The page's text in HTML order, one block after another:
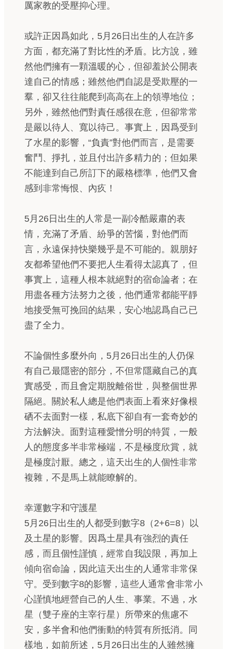
厲家教的受壓抑心理。
或許正因爲如此，5月26日出生的人在許多
方面，都充滿了對比性的矛盾。比方說，雖
然他們擁有一顆溫暖的心，但卻羞於公開表
達自己的情感；雖然他們自認是受欺壓的一
羣，卻又往往能爬到高高在上的領導地位；
另外，雖然他們對責任感很在意，但卻常常
是嚴以待人、寬以待己。事實上，因爲受到
了水星的影響，“負責”對他們而言，是需要
奮鬥、掙扎，並且付出許多精力的；但如果
不能達到自己所訂下的嚴格標準，他們又會
感到非常悔恨、內疚！
5月26日出生的人常是一副冷酷嚴肅的表
情，充滿了矛盾、紛爭的苦惱，對他們而
言，永遠保持快樂幾乎是不可能的。親朋好
友都希望他們不要把人生看得太認真了，但
事實上，這種人根本就絕對的宿命論者；在
用盡各種方法努力之後，他們通常都能平靜
地接受無可挽回的結果，安心地認爲自己已
盡了全力。
不論個性多麼外向，5月26日出生的人仍保
有自己最隱密的部分，不但常隱藏自己的真
實感受，而且會定期脫離俗世，與整個世界
隔絕。關於私人總是他們表面上看來好像根
硒不去面對一樣，私底下卻自有一套奇妙的
方法解決。面對這種愛憎分明的特質，一般
人的態度多半非常極端，不是極度欣賞，就
是極度討厭。總之，這天出生的人個性非常
複雜，不是馬上就能瞭解的。
幸運數字和守護星
5月26日出生的人都受到數字8（2+6=8）以
及土星的影響。因爲土星具有強烈的責任
感，而且個性謹慎，經常自我設限，再加上
傾向宿命論，因此這天出生的人通常非常保
守。受到數字8的影響，這些人通常會非常小
心謹慎地經營自己的人生、事業。不過，水
星（雙子座的主宰行星）所帶來的焦慮不
安，多半會和他們衝動的特質有所抵消。同
樣地，如前所述，5月26日出生的人雖然擁